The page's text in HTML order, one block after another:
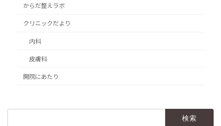
からだ整えラボ
クリニックだより
内科
皮膚科
開院にあたり